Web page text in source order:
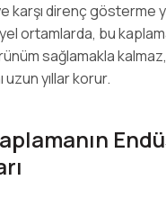
karşı direnç gösterme
ortamlarda, bu
sağlamakla kalmaz,
uzun yıllar korur.